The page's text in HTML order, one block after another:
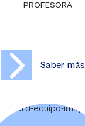
PROFESORA
Saber más